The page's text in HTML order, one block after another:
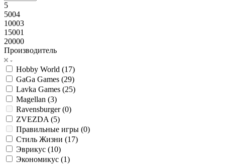
5
5004
10003
15001
20000
Производитель
Hobby World (17)
GaGa Games (29)
Lavka Games (25)
Magellan (3)
Ravensburger (0)
ZVEZDA (5)
Правильные игры (0)
Стиль Жизни (17)
Эврикус (10)
Экономикус (1)